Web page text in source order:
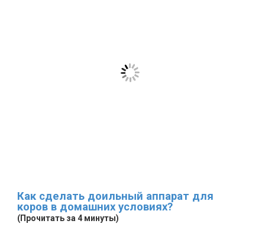
Как сделать доильный аппарат для
коров в домашних условиях?
(Прочитать за 4 минуты)